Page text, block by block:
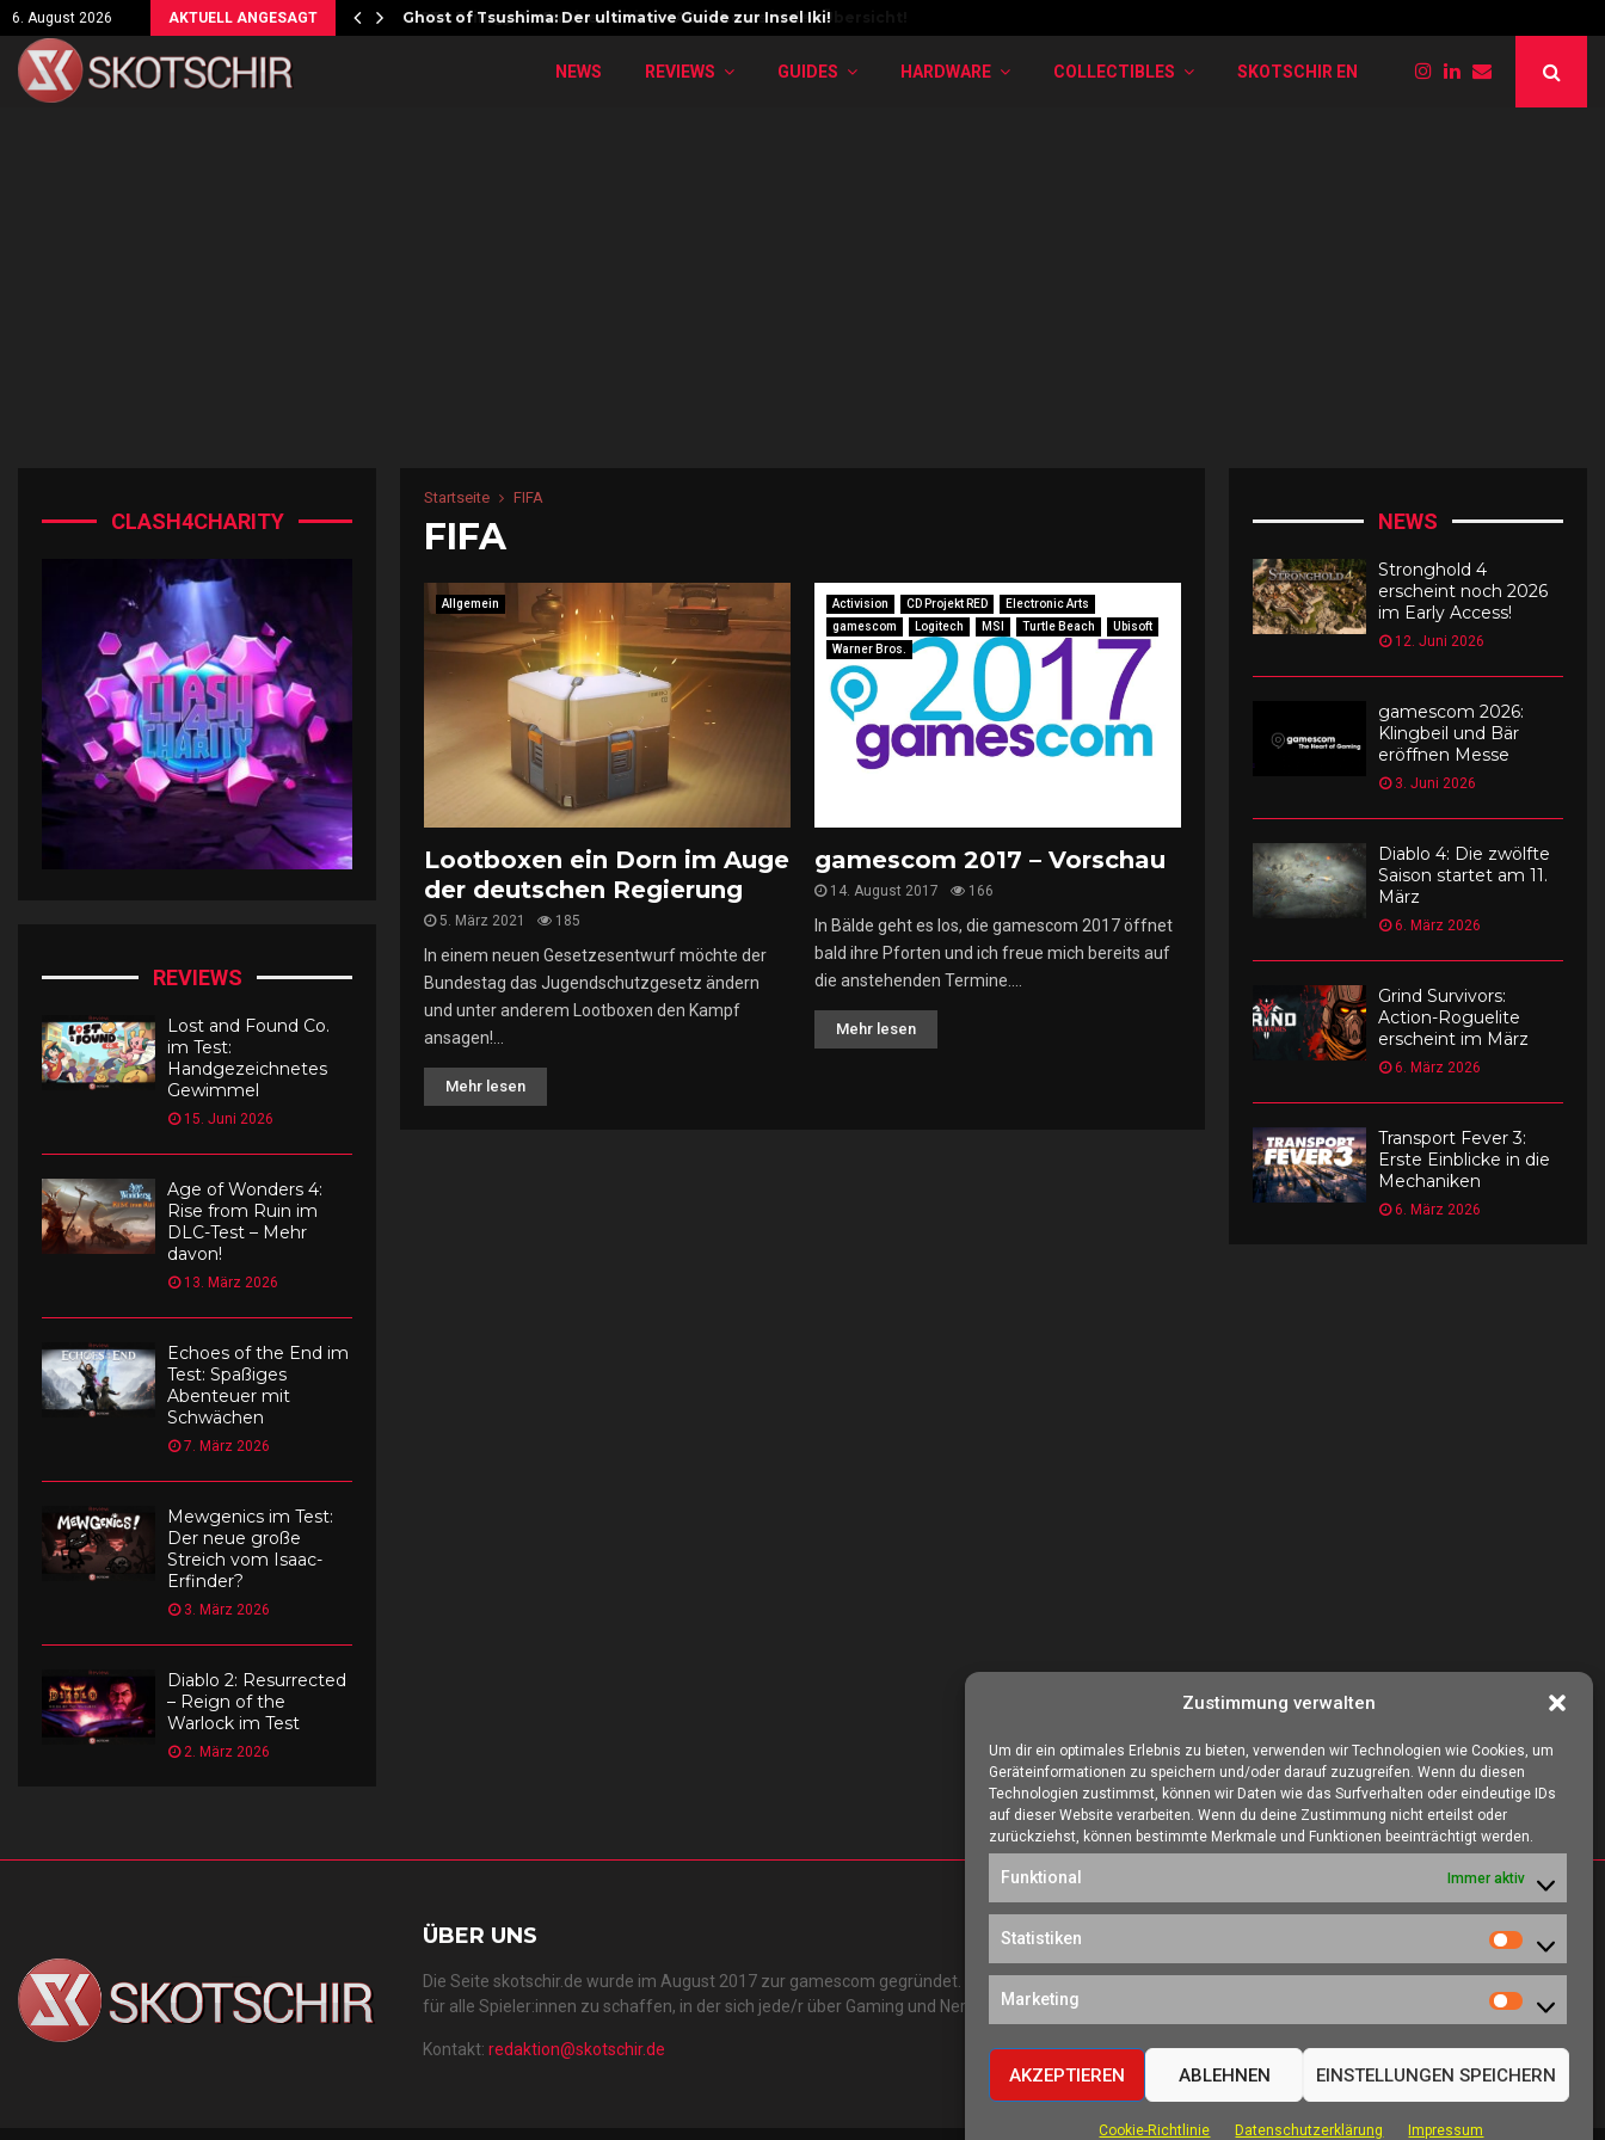
Zustimmung verwalten
Um dir ein optimales Erlebnis zu bieten, verwenden wir Technologien wie Cookies, um
Geräteinformationen zu speichern und/oder darauf zuzugreifen. Wenn du diesen
Technologien zustimmst, können wir Daten wie das Surfverhalten oder eindeutige IDs
auf dieser Website verarbeiten. Wenn du deine Zustimmung nicht erteilst oder
zurückziehst, können bestimmte Merkmale und Funktionen beeinträchtigt werden.
Funktional Immer aktiv
Statistiken
Statistiken
Marketing
Marketing
AKZEPTIEREN ABLEHNEN EINSTELLUNGEN SPEICHERN
Cookie-Richtlinie Datenschutzerklärung Impressum
6. August 2026 AKTUELL ANGESAGT Ghost of Tsushima: Der ultimative Guide zur Insel Iki!
NEWS REVIEWS GUIDES HARDWARE COLLECTIBLES SKOTSCHIR EN
Startseite FIFA
FIFA
Allgemein
Lootboxen ein Dorn im Auge
der deutschen Regierung
5. März 2021 185
In einem neuen Gesetzesentwurf möchte der
Bundestag das Jugendschutzgesetz ändern
und unter anderem Lootboxen den Kampf
ansagen!...
Mehr lesen
Activision CD Projekt RED
Electronic Arts
gamescom
Logitech MSI Turtle Beach
Ubisoft
Warner Bros.
gamescom 2017 – Vorschau
14. August 2017 166
In Bälde geht es los, die gamescom 2017 öffnet
bald ihre Pforten und ich freue mich bereits auf
die anstehenden Termine....
Mehr lesen
CLASH4CHARITY
REVIEWS
Lost and Found Co.
im Test:
Handgezeichnetes
Gewimmel
15. Juni 2026
Age of Wonders 4:
Rise from Ruin im
DLC-Test – Mehr
davon!
13. März 2026
Echoes of the End im
Test: Spaßiges
Abenteuer mit
Schwächen
7. März 2026
Mewgenics im Test:
Der neue große
Streich vom Isaac-
Erfinder?
3. März 2026
Diablo 2: Resurrected
– Reign of the
Warlock im Test
2. März 2026
NEWS
Stronghold 4
erscheint noch 2026
im Early Access!
12. Juni 2026
gamescom 2026:
Klingbeil und Bär
eröffnen Messe
3. Juni 2026
Diablo 4: Die zwölfte
Saison startet am 11.
März
6. März 2026
Grind Survivors:
Action-Roguelite
erscheint im März
6. März 2026
Transport Fever 3:
Erste Einblicke in die
Mechaniken
6. März 2026
ÜBER UNS
Die Seite skotschir.de wurde im August 2017 zur gamescom gegründet. Unser Ziel ist es, eine Heimat
für alle Spieler:innen zu schaffen, in der sich jede/r über Gaming und Nerdkram informieren kann.
Kontakt: redaktion@skotschir.de